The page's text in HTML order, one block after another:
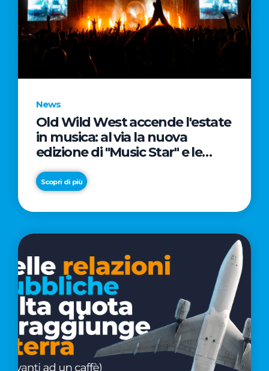
News
Old Wild West accende l'estate
in musica: al via la nuova
edizione di "Music Star" e le
prestigiose partnership con
Radio Italia e Live Nation
Scopri di più